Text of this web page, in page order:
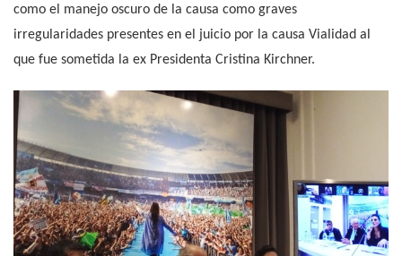
como el manejo oscuro de la causa como graves
irregularidades presentes en el juicio por la causa Vialidad al
que fue sometida la ex Presidenta Cristina Kirchner.